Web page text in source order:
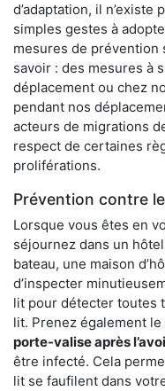
d’adaptation, il
simples gestes à
mesures de prévention
savoir : des mesures à
déplacement ou chez
pendant nos
acteurs de migrations
respect de certaines
proliférations.
Prévention contre
Lorsque vous êtes en
séjournez dans un
bateau, une maison
d’inspecter
lit pour détecter toutes
lit. Prenez également le
porte-valise après
être infecté. Cela
lit se faufilent dans